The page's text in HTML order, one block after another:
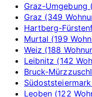
Graz-Umgebung
Graz (349
Hartberg-
Murtal (199
Weiz (188
Leibnitz (142
Bruck-
Leoben (122